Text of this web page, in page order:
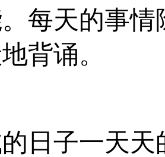
每天的事
背诵。
日子一天